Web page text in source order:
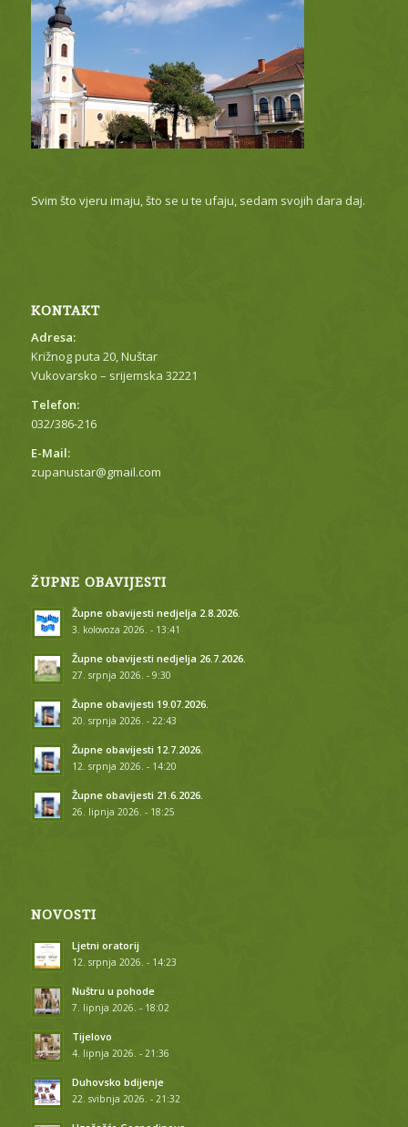
Svim što vjeru imaju, što se u te ufaju, sedam svojih dara daj.
KONTAKT
Adresa:
Križnog puta 20, Nuštar
Vukovarsko – srijemska 32221
Telefon:
032/386-216
E-Mail:
zupanustar@gmail.com
ŽUPNE OBAVIJESTI
Župne obavijesti nedjelja 2.8.2026.
3. kolovoza 2026. - 13:41
Župne obavijesti nedjelja 26.7.2026.
27. srpnja 2026. - 9:30
Župne obavijesti 19.07.2026.
20. srpnja 2026. - 22:43
Župne obavijesti 12.7.2026.
12. srpnja 2026. - 14:20
Župne obavijesti 21.6.2026.
26. lipnja 2026. - 18:25
NOVOSTI
Ljetni oratorij
12. srpnja 2026. - 14:23
Nuštru u pohode
7. lipnja 2026. - 18:02
Tijelovo
4. lipnja 2026. - 21:36
Duhovsko bdijenje
22. svibnja 2026. - 21:32